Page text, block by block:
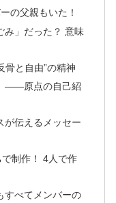
の父親もいた！
み」だった？ 意味
骨と自由”の精神
――原点の自己紹
が伝えるメッセー
制作！ 4人で作
すべてメンバーの